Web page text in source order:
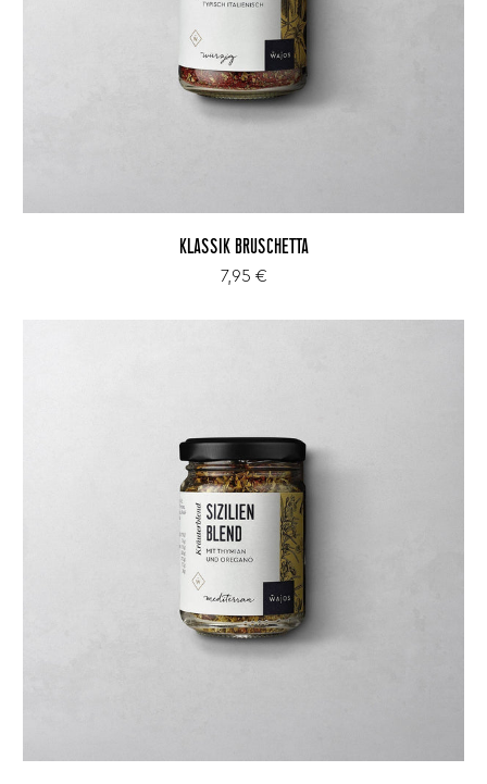
KLASSIK BRUSCHETTA
7,95 €